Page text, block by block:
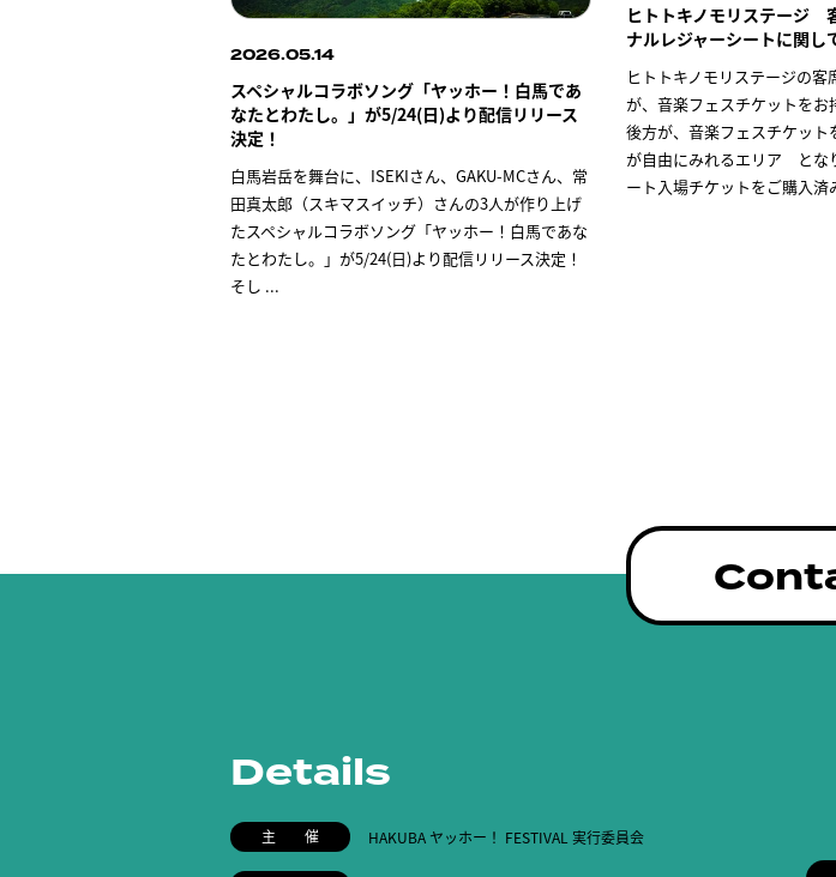
2026.05.14
スペシャルコラボソング「ヤッホー！白馬であ
なたとわたし。」が5/24(日)より配信リリース
決定！
白馬岩岳を舞台に、ISEKIさん、GAKU-MCさん、常
田真太郎（スキマスイッチ）さんの3人が作り上げ
たスペシャルコラボソング「ヤッホー！白馬であな
たとわたし。」が5/24(日)より配信リリース決定！
そし ...
ヒトトキノモリステージ
ナルレジャーシートに関し
ヒトトキノモリステージの
が、音楽フェスチケットを
後方が、音楽フェスチケット
が自由にみれるエリア とな
ート入場チケットをご購入済
Details
主 催 HAKUBA ヤッホー！ FESTIVAL 実行委員会